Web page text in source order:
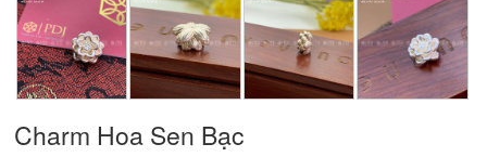
Charm Hoa Sen Bạc